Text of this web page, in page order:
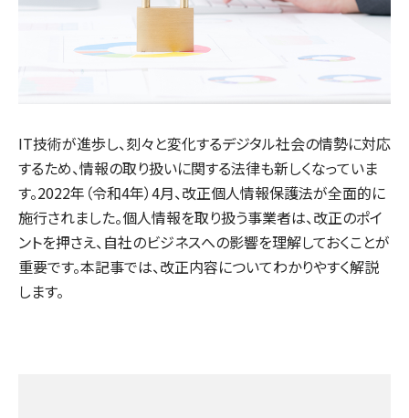
IT技術が進歩し、刻々と変化するデジタル社会の情勢に対応
するため、情報の取り扱いに関する法律も新しくなっていま
す。2022年（令和4年）4月、改正個人情報保護法が全面的に
施行されました。個人情報を取り扱う事業者は、改正のポイ
ントを押さえ、自社のビジネスへの影響を理解しておくことが
重要です。本記事では、改正内容についてわかりやすく解説
します。